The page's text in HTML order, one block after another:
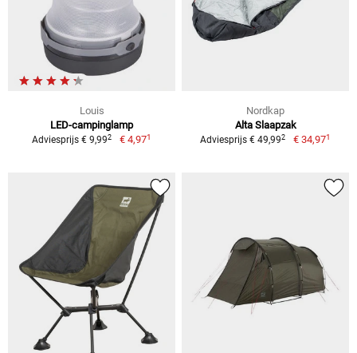
Louis
LED-campinglamp
Adviesprijs € 9,992 € 4,971
Nordkap
Alta Slaapzak
Adviesprijs € 49,992 € 34,971